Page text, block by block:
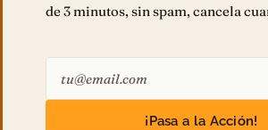
de 3 minutos, sin spam, cancela
¡Pasa a la Acción!